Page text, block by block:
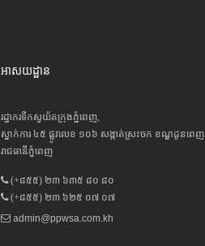
អាសយដ្ឋាន
រដ្ឋាករទឹកស្វយ័តក្រុងភ្នំពេញ,
ស្នាក់ការ ៤៥ ផ្លូវលេខ ១០៦ សង្កាត់ស្រះចក ខណ្ឌដូនពេញ
រាជធានីភ្នំពេញ
(+៨៥៥) ២៣ ៦៣៥ ៨០ ៨០
(+៨៥៥) ២៣ ៦២៥ ០៧ ០៧
admin@ppwsa.com.kh